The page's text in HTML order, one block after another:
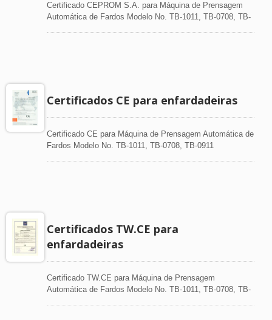
Certificado CEPROM S.A. para Máquina de Prensagem
Automática de Fardos Modelo No. TB-1011, TB-0708, TB-
Certificados CE para enfardadeiras
Certificado CE para Máquina de Prensagem Automática de
Fardos Modelo No. TB-1011, TB-0708, TB-0911
Certificados TW.CE para
enfardadeiras
Certificado TW.CE para Máquina de Prensagem
Automática de Fardos Modelo No. TB-1011, TB-0708, TB-